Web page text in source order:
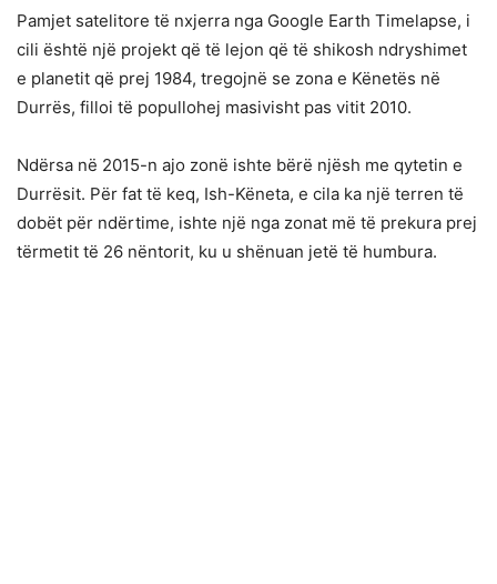
Pamjet satelitore të nxjerra nga Google Earth Timelapse, i
cili është një projekt që të lejon që të shikosh ndryshimet
e planetit që prej 1984, tregojnë se zona e Kënetës në
Durrës, filloi të popullohej masivisht pas vitit 2010.
Ndërsa në 2015-n ajo zonë ishte bërë njësh me qytetin e
Durrësit. Për fat të keq, Ish-Këneta, e cila ka një terren të
dobët për ndërtime, ishte një nga zonat më të prekura prej
tërmetit të 26 nëntorit, ku u shënuan jetë të humbura.